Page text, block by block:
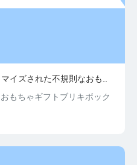
イズされた不規則なおもち
もちゃギフトブリキボック